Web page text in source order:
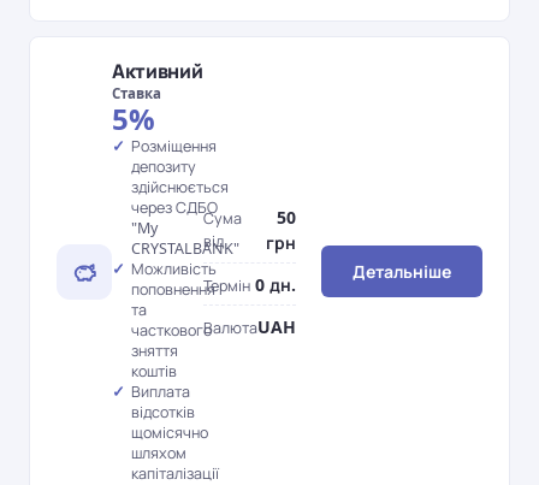
Активний
Ставка
5%
Розміщення
депозиту
здійснюється
через СДБО
"My
CRYSTALBANK"
Можливість
поповнення
та
часткового
зняття
коштів
Виплата
відсотків
щомісячно
шляхом
капіталізації
Сума
від
50
грн
Термін 0 дн.
ВалютаUAH
Детальніше